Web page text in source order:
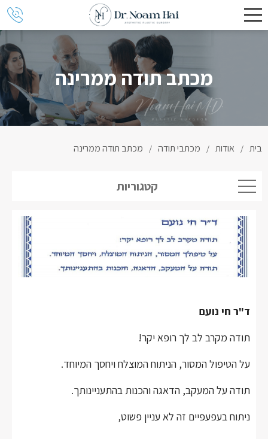
מכתב תודה ממרינה
בית / אודות / מכתבי תודה / מכתב תודה ממרינה
קטגוריות
ד"ר חי נועם
תודה מקרב לב לך רופא יקר!
על הטיפול המסור, הניתוח המוצלח ויחסך המיוחד.
תודה על המעקב, הדאגה והכנות בהתעניינותך.
ניתוח בעפעפיים זה לא עניין פשוט,